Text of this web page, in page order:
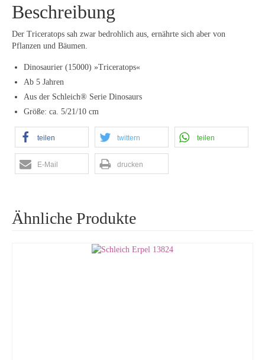
Beschreibung
Der Triceratops sah zwar bedrohlich aus, ernährte sich aber von
Pflanzen und Bäumen.
Dinosaurier (15000) »Triceratops«
Ab 5 Jahren
Aus der Schleich® Serie Dinosaurs
Größe: ca. 5/21/10 cm
teilen twittern teilen
E-Mail drucken
Ähnliche Produkte